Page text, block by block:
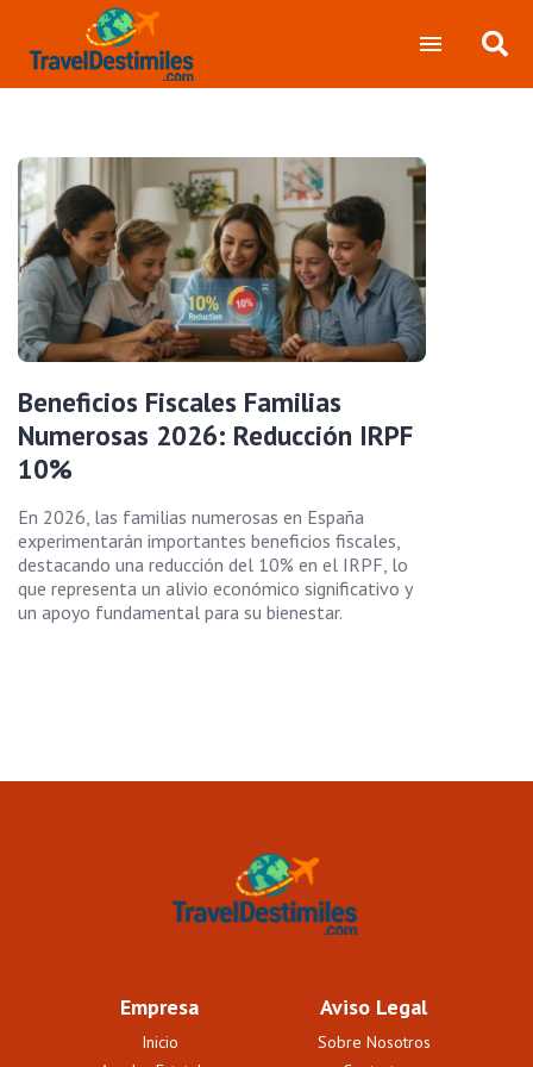
Beneficios Fiscales Familias
Numerosas 2026: Reducción IRPF
10%
En 2026, las familias numerosas en España
experimentarán importantes beneficios fiscales,
destacando una reducción del 10% en el IRPF, lo
que representa un alivio económico significativo y
un apoyo fundamental para su bienestar.
Empresa
Inicio
Aviso Legal
Sobre Nosotros